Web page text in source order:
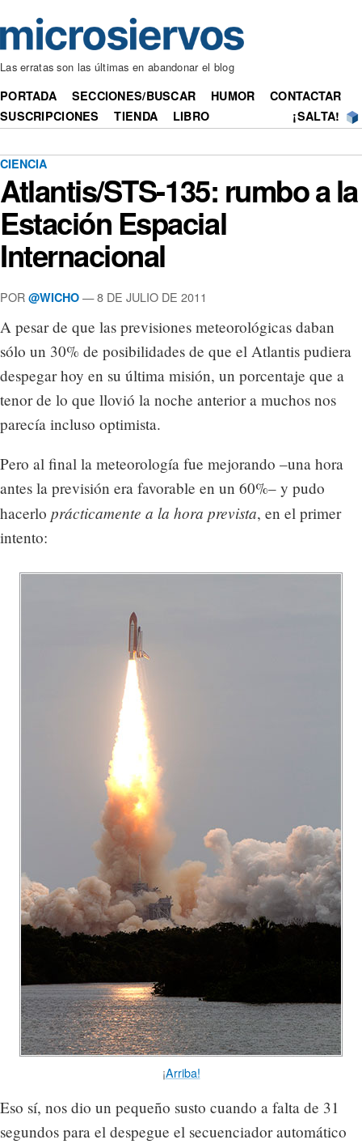
Las erratas son las últimas en abandonar el blog
PORTADA SECCIONES/BUSCAR HUMOR
CONTACTAR
SUSCRIPCIONES
TIENDA LIBRO ¡SALTA!
CIENCIA
Atlantis/STS-135: rumbo a la
Estación Espacial
Internacional
POR @WICHO — 8 DE JULIO DE 2011
A pesar de que las previsiones meteorológicas daban
sólo un 30% de posibilidades de que el Atlantis pudiera
despegar hoy en su última misión, un porcentaje que a
tenor de lo que llovió la noche anterior a muchos nos
parecía incluso optimista.
Pero al final la meteorología fue mejorando –una hora
antes la previsión era favorable en un 60%– y pudo
hacerlo prácticamente a la hora prevista, en el primer
intento:
¡Arriba!
Eso sí, nos dio un pequeño susto cuando a falta de 31
segundos para el despegue el secuenciador automático